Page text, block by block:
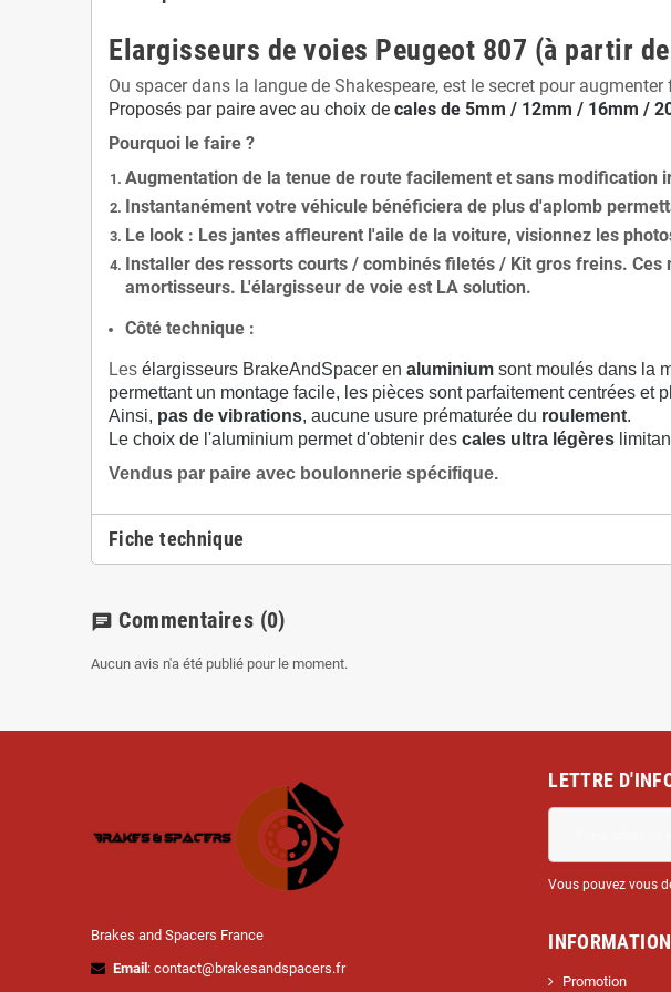
Elargisseurs de voies Peugeot 807 (à partir
Ou spacer dans la langue de Shakespeare, est le secret pour
Proposés par paire avec au choix de cales de 5mm / 12mm / 16mm /
Pourquoi le faire ?
Augmentation de la tenue de route facilement et sans modification
Instantanément votre véhicule bénéficiera de plus d'aplomb
Le look : Les jantes affleurent l'aile de la voiture, visionnez les
Installer des ressorts courts / combinés filetés / Kit gros freins.
amortisseurs. L'élargisseur de voie est LA solution.
Côté technique :
Les élargisseurs BrakeAndSpacer en aluminium sont moulés dans la
permettant un montage facile, les pièces sont parfaitement centrées et
Ainsi, pas de vibrations, aucune usure prématurée du roulement.
Le choix de l'aluminium permet d'obtenir des cales ultra légères
Vendus par paire avec boulonnerie spécifique.
Fiche technique
chat Commentaires (0)
Aucun avis n'a été publié pour le moment.
Brakes and Spacers France
Email : contact@brakesandspacers.fr
LETTRE
Vous pouvez vous
INFORMATION
Promotion